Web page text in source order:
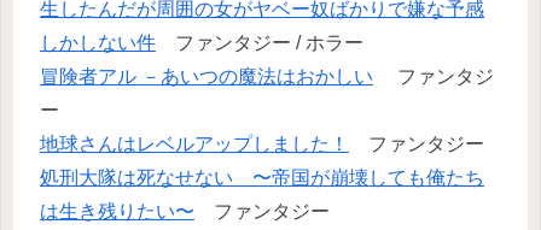
生したんだが周囲の女がヤベー奴ばかりで嫌な予感
しかしない件 ファンタジー / ホラー
冒険者アル －あいつの魔法はおかしい ファンタジ
ー
地球さんはレベルアップしました！
ファンタジー
処刑大隊は死なせない 〜帝国が崩壊しても俺たち
は生き残りたい〜 ファンタジー